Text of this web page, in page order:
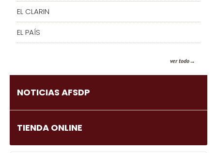
EL CLARIN
EL PAÍS
ver todo
NOTICIAS AFSDP
TIENDA ONLINE